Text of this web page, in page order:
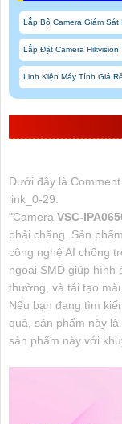
Lắp Bộ Camera Giám Sát
Lắp Đặt Camera Hikvision
Linh Kiện Máy Tính Giá Rẻ
Dưới đây là
link_0-29:
"Camera VSC-
phải chăng. Sản
công nghệ AI chống
ngoại SMD giúp hình
thường, và tái tạo
Nếu bạn đang tìm
quả, sản phẩm này
sản phẩm này với